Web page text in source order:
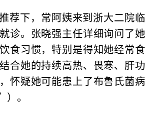
荐下，常阿姨来到浙大二院临
诊。张晓强主任详细询问了她
食习惯，特别是得知她经常食
合她的持续高热、畏寒、肝功
怀疑她可能患上了布鲁氏菌病
。